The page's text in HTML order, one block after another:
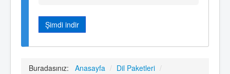
Şimdi indir
Buradasınız: Anasayfa / Dil Paketleri /